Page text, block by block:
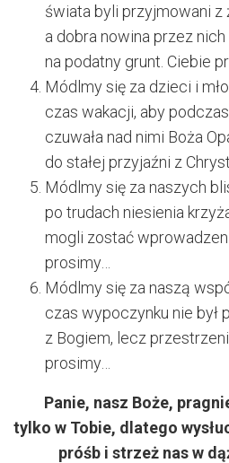
świata byli przyjmowani z
a dobra nowina przez
na podatny grunt. Ciebie
Módlmy się za dzieci i
czas wakacji, aby
czuwała nad nimi Boża
do stałej przyjaźni z
Módlmy się za naszych
po trudach niesienia
mogli zostać
prosimy…
Módlmy się za naszą
czas wypoczynku nie był
z Bogiem, lecz
prosimy…
Panie, nasz Boże,
tylko w Tobie, dlatego
próśb i strzeż nas w